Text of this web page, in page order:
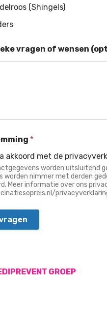
(Shingels)
vragen of wensen
*
akkoord met de
worden uitsluitend
worden nimmer met derden
Meer informatie over ons
GROEP